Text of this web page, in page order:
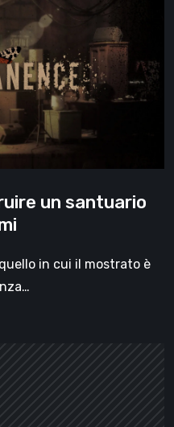
un santuario
in cui il mostrato è